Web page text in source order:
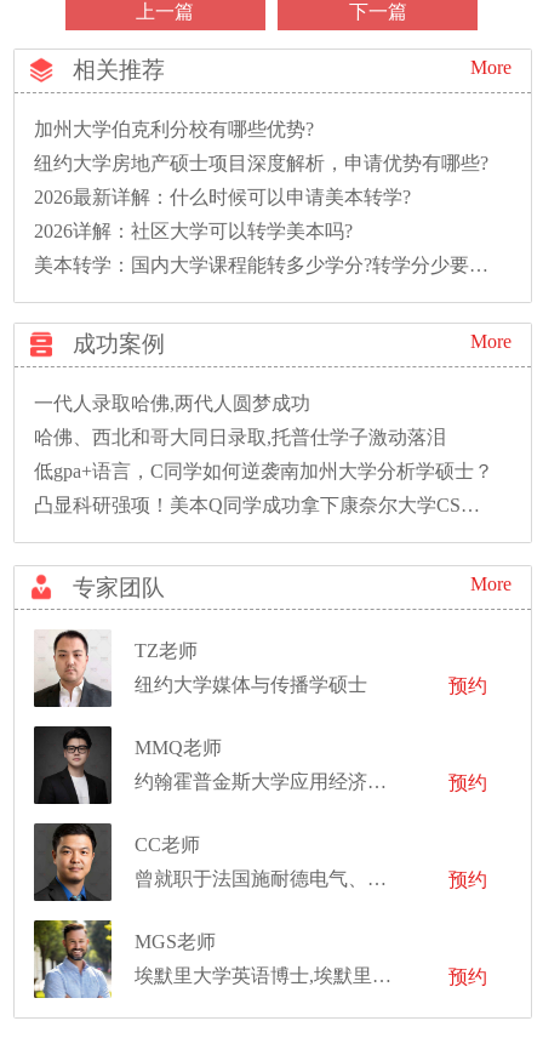
上一篇 下一篇
相关推荐 More
加州大学伯克利分校有哪些优势?
纽约大学房地产硕士项目深度解析，申请优势有哪些?
2026最新详解：什么时候可以申请美本转学?
2026详解：社区大学可以转学美本吗?
美本转学：国内大学课程能转多少学分?转学分少要多读一年怎么办?
成功案例 More
一代人录取哈佛,两代人圆梦成功
哈佛、西北和哥大同日录取,托普仕学子激动落泪
低gpa+语言，C同学如何逆袭南加州大学分析学硕士？
凸显科研强项！美本Q同学成功拿下康奈尔大学CS硕士录取！
专家团队 More
TZ老师
纽约大学媒体与传播学硕士
预约
MMQ老师
约翰霍普金斯大学应用经济学硕士
预约
CC老师
曾就职于法国施耐德电气、特斯拉中国，及全球顶级资产管理公司
预约
MGS老师
埃默里大学英语博士,埃默里大学英语硕士
预约